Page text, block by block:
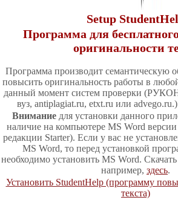
Setup
Программа для
оригинальности
Программа производит семантическую
повысить оригинальность работы в
данный момент систем проверки
вуз, antiplagiat.ru, etxt.ru или
Вниманиедля установки данного
наличие на компьютере MS Word
редакции Starter). Если у вас не
MS Word, то перед установкой
необходимо установить MS Word.
например, здесь.
Установить StudentHelp (программу
текста)